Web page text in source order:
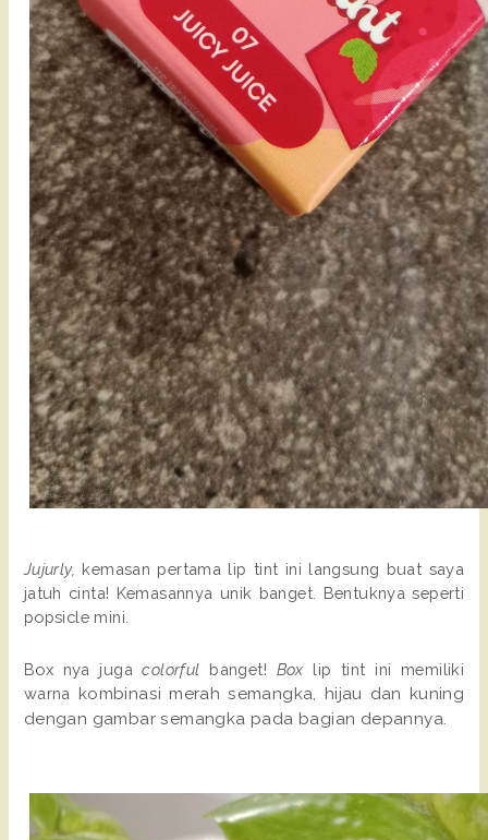
Jujurly, kemasan pertama lip tint ini langsung buat saya
jatuh cinta! Kemasannya unik banget. Bentuknya seperti
popsicle mini.
Box nya jugacolorful banget! Box lip tint ini memiliki
warna kombinasi merah semangka, hijau dan kuning
dengan gambar semangka pada bagian depannya.